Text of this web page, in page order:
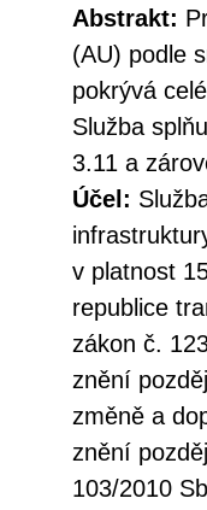
Abstrakt:
(AU) podle
pokrývá
Služba
3.11 a
Účel:
v platnost
republice
zákon č.
znění
změně a
znění
103/2010